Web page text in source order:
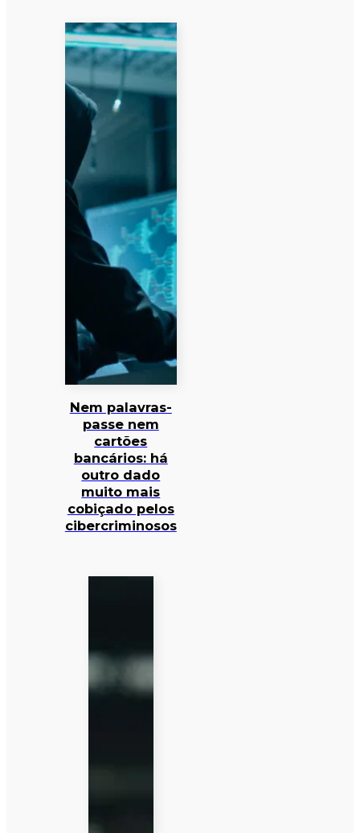
Nem palavras-
passe nem
cartões
bancários: há
outro dado
muito mais
cobiçado pelos
cibercriminosos